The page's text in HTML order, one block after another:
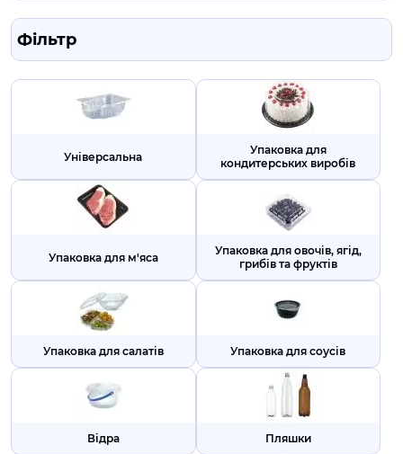
Фільтр
Універсальна
Упаковка для
кондитерських виробів
Упаковка для м'яса
Упаковка для овочів, ягід,
грибів та фруктів
Упаковка для салатів Упаковка для соусів
Відра Пляшки